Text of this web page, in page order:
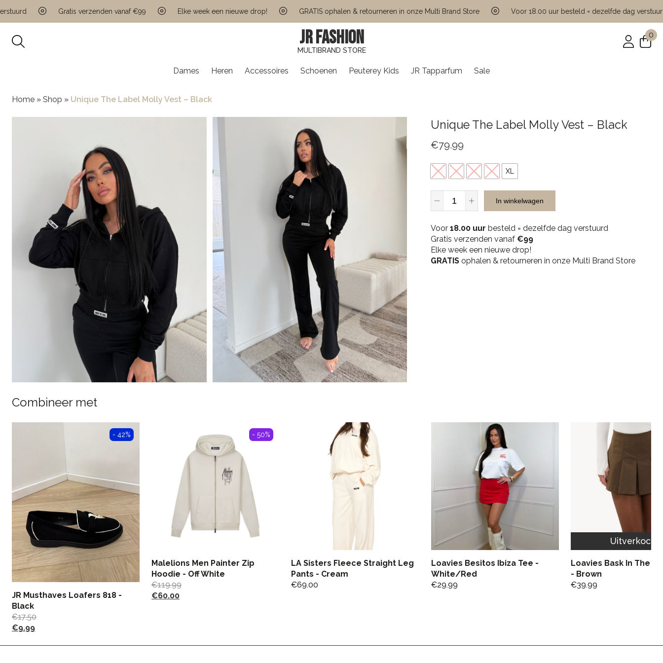
Gratis verzenden vanaf €99 Elke week een nieuwe drop! GRATIS ophalen & retourneren in onze Multi Brand Store Voor 18.00 uur besteld = dezelfde dag verstuurd
JR FASHION
MULTIBRAND STORE
0
Dames Heren Accessoires Schoenen Peuterey Kids JR Tapparfum Sale
Home » Shop » Unique The Label Molly Vest – Black
Unique The Label Molly Vest – Black
€79.99
XS S M L XL
Unique
The
Molly
Vest
-
Black
In winkelwagen
Voor 18.00 uur besteld = dezelfde dag verstuurd
Gratis verzenden vanaf €99
Elke week een nieuwe drop!
GRATIS ophalen & retourneren in onze Multi Brand Store
Combineer met
- 42%
JR Musthaves Loafers 818 -
Black
€17.50
€9.99
- 50%
Malelions Men Painter Zip
Hoodie - Off White
€119.99
€60.00
LA Sisters Fleece Straight Leg
Pants - Cream
€69.00
Loavies Besitos Ibiza Tee -
White/Red
€29.99
Uitverkocht
Loavies Bask In The
- Brown
€39.99